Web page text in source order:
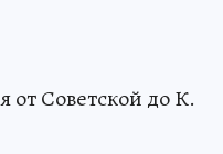
от Советской до К.